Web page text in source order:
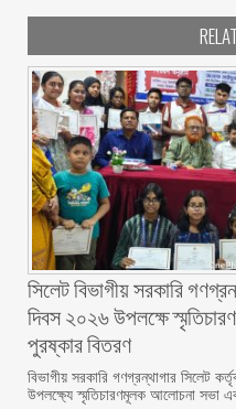
সিলেট বিভাগীয় সরকারি
দিবস ২০২৬ উপলক্ষে
পুরষ্কার বিতরণ ‎ ‎
বিভাগীয় সরকারি গণগ্রন্থাগার সিলেট
উপলক্ষ্যে স্মৃতিচারণমূলক আলোচনা সভা